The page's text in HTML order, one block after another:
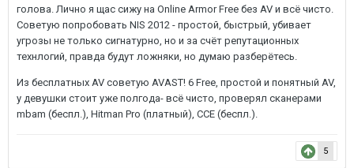
голова. Лично я щас сижу на Online Armor Free без AV и всё чисто.
Советую попробовать NIS 2012 - простой, быстрый, убивает
угрозы не только сигнатурно, но и за счёт репутационных
технлогий, правда будут ложняки, но думаю разберётесь.
Из бесплатных AV советую AVAST! 6 Free, простой и понятный AV,
у девушки стоит уже полгода- всё чисто, проверял сканерами
mbam (беспл.), Hitman Pro (платный), CCE (беспл.).
5